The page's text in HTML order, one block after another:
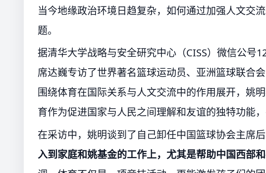
当今地缘政治环境日趋复杂，如何通过加强人文交
题。
据清华大学战略与安全研究中心（CISS）微信公号
席达巍专访了世界著名篮球运动员、亚洲篮球联合
围绕体育在国际关系与人文交流中的作用展开，姚
育作为促进国家与人民之间理解和友谊的独特功能
在采访中，姚明谈到了自己卸任中国篮球协会主席后
入到家庭和姚基金的工作上，尤其是帮助中国西部